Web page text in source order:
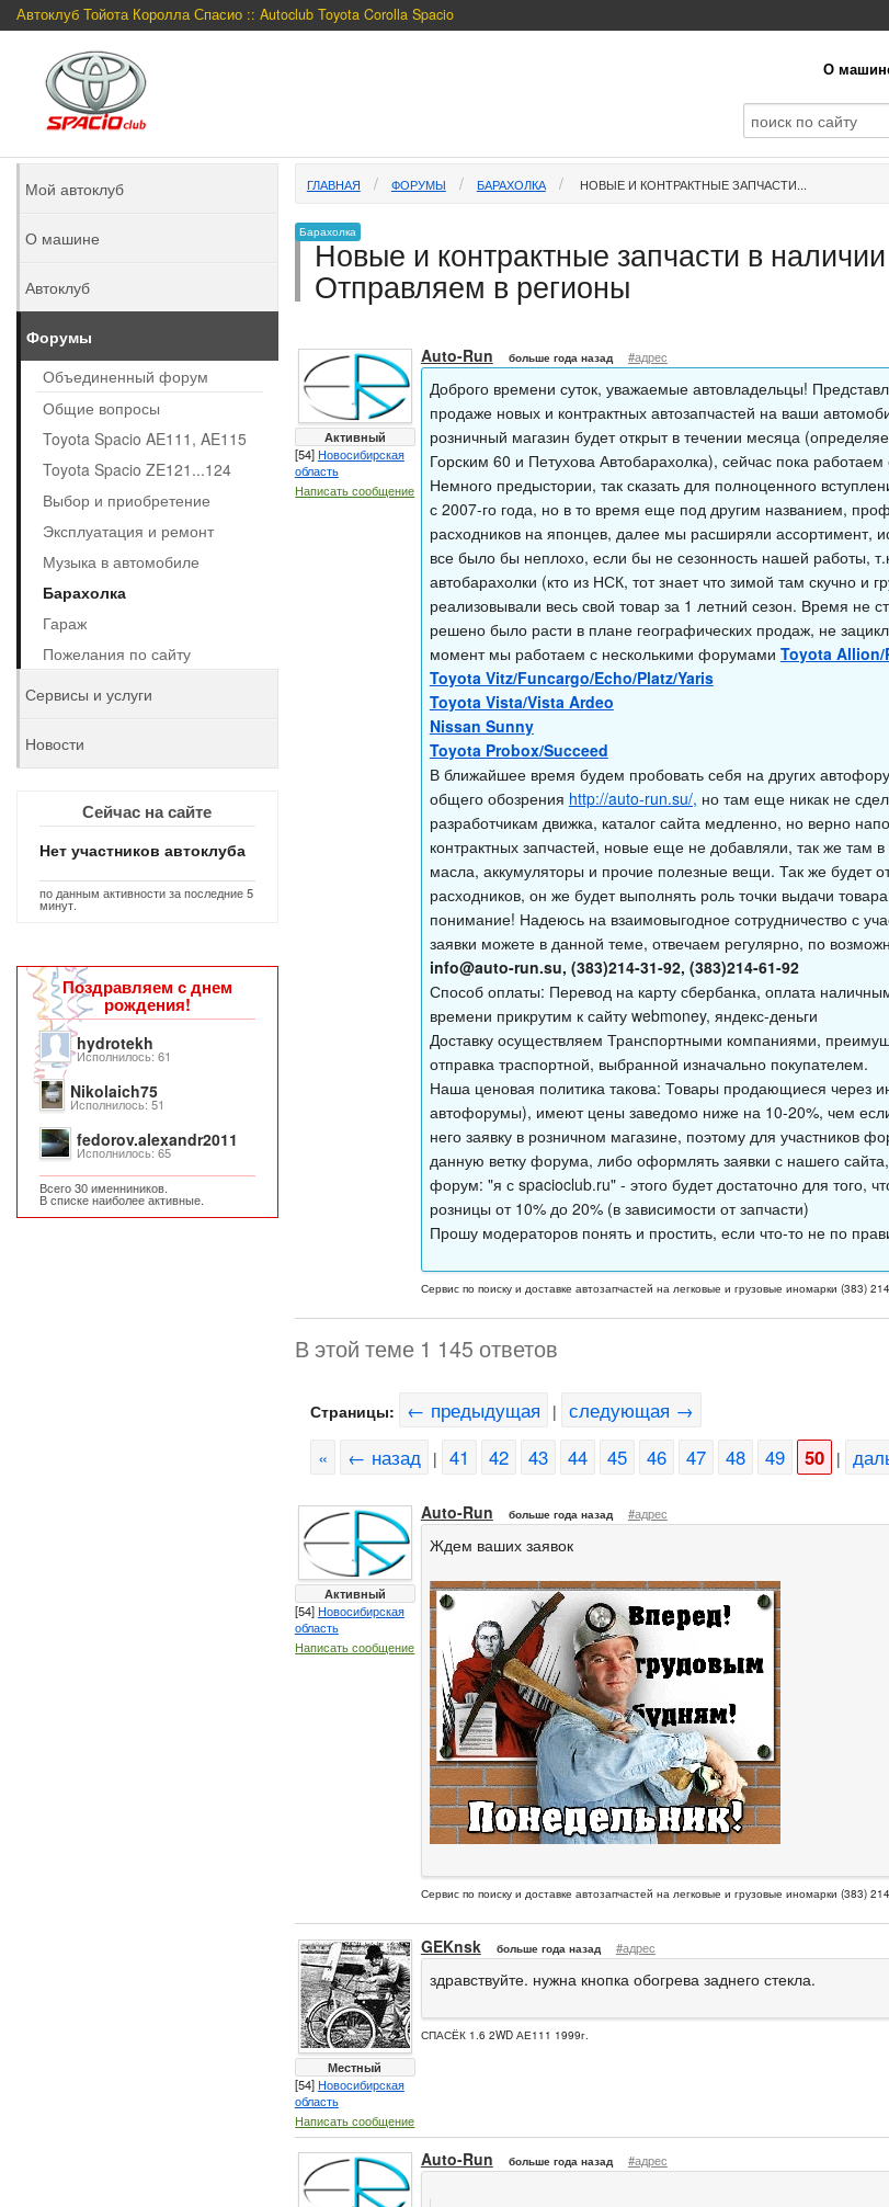
Автоклуб Тойота Королла Спасио :: Autoclub Toyota Corolla Spacio
О
ГЛАВНАЯ ФОРУМЫ БАРАХОЛКА НОВЫЕ И КОНТРАКТНЫЕ ЗАПЧАСТИ...
Барахолка
Новые и контрактные запчасти в
Отправляем в регионы
Активный
[54]Новосибирская
область
Написать сообщение
Auto-Run больше года назад #адрес
Доброго времени суток, уважаемые автовладельцы!
продаже новых и контрактных автозапчастей на ваши
розничный магазин будет открыт в течении месяца
Горским 60 и Петухова Автобарахолка), сейчас пока работаем
Немного предыстории, так сказать для полноценного
с 2007-го года, но в то время еще под другим названием,
расходников на японцев, далее мы расширяли ассортимент,
все было бы неплохо, если бы не сезонность нашей работы,
автобарахолки (кто из НСК, тот знает что зимой там скучно и
реализовывали весь свой товар за 1 летний сезон. Время не
решено было расти в плане географических продаж, не
момент мы работаем с несколькими форумами Toyota Allion/
Toyota Vitz/Funcargo/Echo/Platz/Yaris
Toyota Vista/Vista Ardeo
Nissan Sunny
Toyota Probox/Succeed
В ближайшее время будем пробовать себя на других
общего обозрения http://auto-run.su/, но там еще никак не
разработчикам движка, каталог сайта медленно, но верно
контрактных запчастей, новые еще не добавляли, так же там
масла, аккумуляторы и прочие полезные вещи. Так же будет
расходников, он же будет выполнять роль точки выдачи
понимание! Надеюсь на взаимовыгодное сотрудничество с
заявки можете в данной теме, отвечаем регулярно, по
info@auto-run.su, (383)214-31-92, (383)214-61-92
Способ оплаты: Перевод на карту сбербанка, оплата
времени прикрутим к сайту webmoney, яндекс-деньги
Доставку осуществляем Транспортными компаниями,
отправка траспортной, выбранной изначально покупателем.
Наша ценовая политика такова: Товары продающиеся через
автофорумы), имеют цены заведомо ниже на 10-20%, чем
него заявку в розничном магазине, поэтому для участников
данную ветку форума, либо оформлять заявки с нашего
форум: "я с spacioclub.ru" - этого будет достаточно для того,
розницы от 10% до 20% (в зависимости от запчасти)
Прошу модераторов понять и простить, если что-то не по
Сервис по поиску и доставке автозапчастей на легковые и грузовые иномарки (383)
В этой теме 1 145 ответов
Страницы: ← предыдущая | следующая →
«
← назад | 41 42 43 44 45 46 47 48 49 50 |
Активный
[54]Новосибирская
область
Написать сообщение
Auto-Run больше года назад #адрес
Ждем ваших заявок
Сервис по поиску и доставке автозапчастей на легковые и грузовые иномарки (383)
Местный
[54]Новосибирская
область
Написать сообщение
GEKnsk больше года назад #адрес
здравствуйте. нужна кнопка обогрева заднего стекла.
СПАСЁК 1.6 2WD АЕ111 1999г.
Auto-Run больше года назад #адрес
Мой автоклуб
О машине
Автоклуб
Форумы
Объединенный форум
Общие вопросы
Toyota Spacio AE111, AE115
Toyota Spacio ZE121...124
Выбор и приобретение
Эксплуатация и ремонт
Музыка в автомобиле
Барахолка
Гараж
Пожелания по сайту
Сервисы и услуги
Новости
Сейчас на сайте
Нет участников автоклуба
по данным активности за последние 5
минут.
Поздравляем с днем
рождения!
hydrotekh
Исполнилось: 61
Nikolaich75
Исполнилось: 51
fedorov.alexandr2011
Исполнилось: 65
Всего 30 именниников.
В списке наиболее активные.